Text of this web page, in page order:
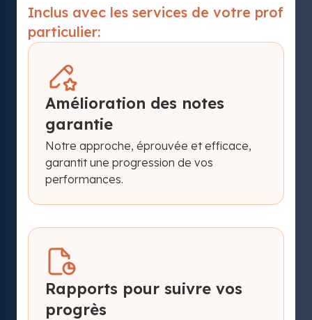
Inclus avec les services de votre prof
particulier:
Amélioration des notes
garantie
Notre approche, éprouvée et efficace,
garantit une progression de vos
performances.
Rapports pour suivre vos
progrès